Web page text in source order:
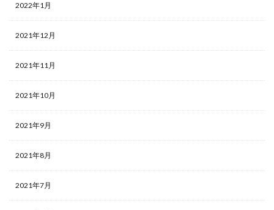
2022年1月
2021年12月
2021年11月
2021年10月
2021年9月
2021年8月
2021年7月